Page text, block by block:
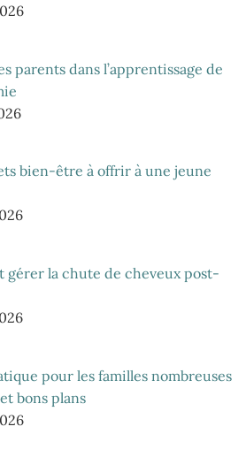
parents dans l’apprentissage de
bien-être à offrir à une jeune
gérer la chute de cheveux post-
pour les familles nombreuses
bons plans